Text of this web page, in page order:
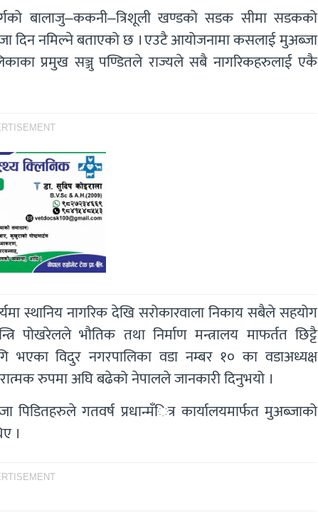
बालाजु–ककनी–त्रिशूली खण्डको सडक सीमा सडकको
दिन नमिल्ने बताएको छ । एउटै आयोजनामा कसलाई मुअब्जा
प्रमुख सञ्जु पण्डितले राज्यले सबै नागरिकहरुलाई एकै
स्थानिय नागरिक देखि सरोकारवाला निकाय सबैले सहयोग
पोखरेलले भौतिक तथा निर्माण मन्त्रालय माफर्तत छिट्टै
भएका विदुर नगरपालिका वडा नम्बर १० का वडाअध्यक्ष
रुपमा अघि बढेको नेपालले जानकारी दिनुभयो ।
गतवर्ष प्रधान्मँित्र कार्यालयमार्फत मुअब्जाको
।